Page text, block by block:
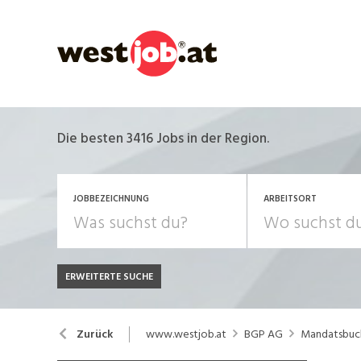
Die besten 3416 Jobs in der Region.
JOBBEZEICHNUNG ARBEITSORT
JOB-TYP
Festanstellung
Bank, Versicherung
Chemie, Pharma, Biotechnologie
ERWEITERTE SUCHE
Zurück www.westjob.at BGP AG